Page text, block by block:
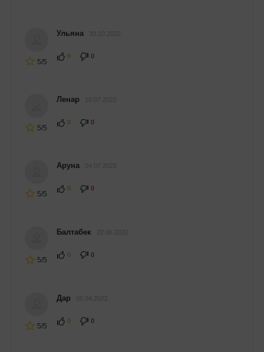
5/5
Ульяна
0 0
5/5
Ленар
0 0
5/5
Аруна 04.07.2022
0 0
5/5
Балтабек
0 0
5/5
Дар
0 0